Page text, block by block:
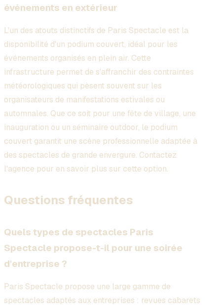
événements en extérieur
L'un des atouts distinctifs de Paris Spectacle est la
disponibilité d'un podium couvert, idéal pour les
événements organisés en plein air. Cette
infrastructure permet de s'affranchir des contraintes
météorologiques qui pèsent souvent sur les
organisateurs de manifestations estivales ou
automnales. Que ce soit pour une fête de village, une
inauguration ou un séminaire outdoor, le podium
couvert garantit une scène professionnelle adaptée à
des spectacles de grande envergure. Contactez
l'agence pour en savoir plus sur cette option.
Questions fréquentes
Quels types de spectacles Paris
Spectacle propose-t-il pour une soirée
d'entreprise ?
Paris Spectacle propose une large gamme de
spectacles adaptés aux entreprises : revues cabarets